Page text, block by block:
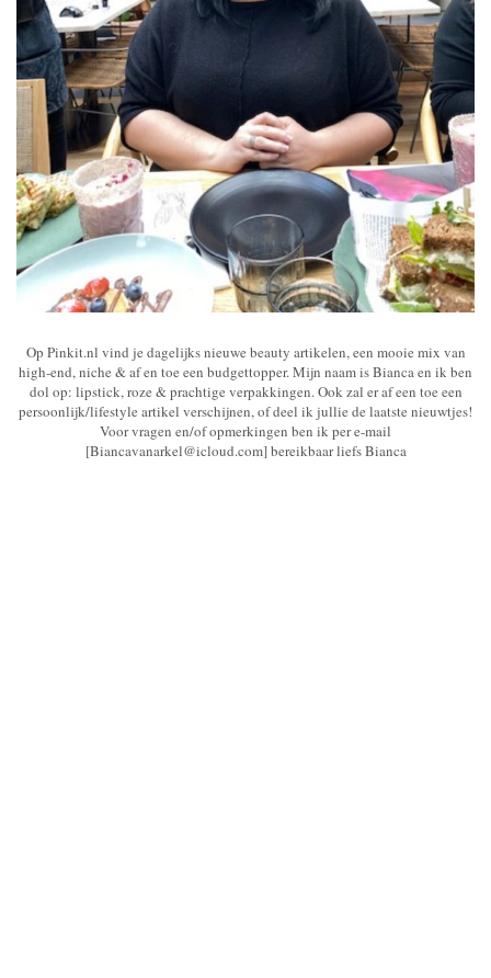
Op Pinkit.nl vind je dagelijks nieuwe beauty artikelen, een mooie mix van
high-end, niche & af en toe een budgettopper. Mijn naam is Bianca en ik ben
dol op: lipstick, roze & prachtige verpakkingen. Ook zal er af een toe een
persoonlijk/lifestyle artikel verschijnen, of deel ik jullie de laatste nieuwtjes!
Voor vragen en/of opmerkingen ben ik per e-mail
[Biancavanarkel@icloud.com] bereikbaar liefs Bianca